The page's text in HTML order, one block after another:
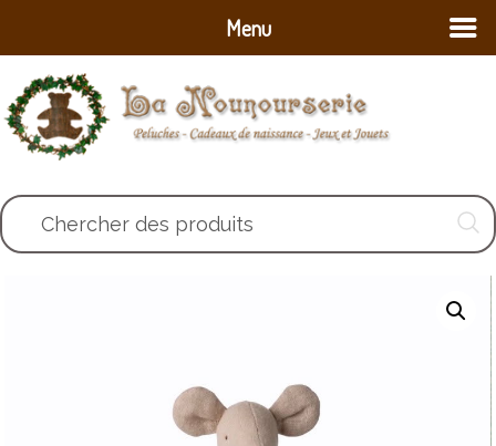
Chercher des produits
Menu